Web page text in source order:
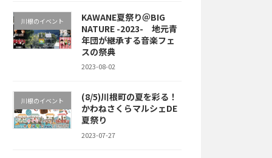
川根のイベント
KAWANE夏祭り＠BIG
NATURE -2023- 地元青
年団が継承する音楽フェ
スの祭典
2023-08-02
川根のイベント
(8/5)川根町の夏を彩る！
かわねさくらマルシェDE
夏祭り
2023-07-27